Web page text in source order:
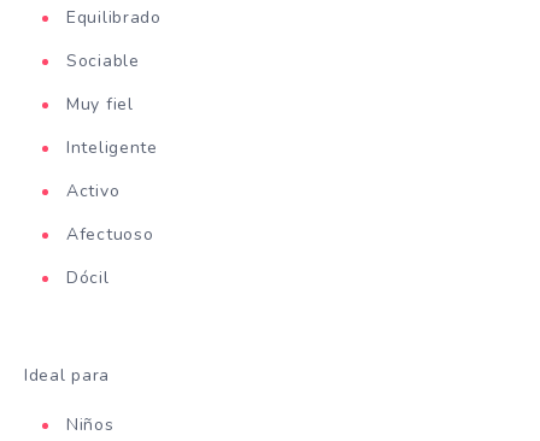
Equilibrado
Sociable
Muy fiel
Inteligente
Activo
Afectuoso
Dócil
Ideal para
Niños